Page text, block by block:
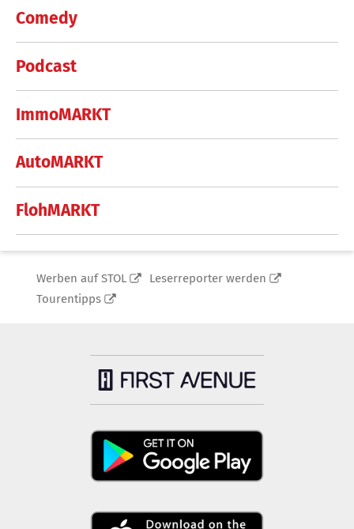
Comedy
Podcast
ImmoMARKT
AutoMARKT
FlohMARKT
Werben auf STOL
Leserreporter werden
Tourentipps